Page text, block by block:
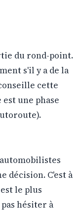
du rond-point.
s'il y a de la
cette
une phase
décision. C'est à
le plus
hésiter à